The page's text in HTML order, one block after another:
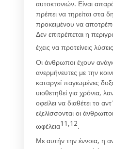
αυτοκτονιών. Είναι
πρέπει να τηρείται στα
προκειμένου να
Δεν επιτρέπεται η
έχεις να προτείνεις
Οι άνθρωποι έχουν
ανερμήνευτες με την
καταργεί παγιωμένες
υιοθετηθεί για χρόνια,
οφείλει να διαθέτει το
εξελίσσονται οι
ωφέλεια11,12.
Με αυτήν την έννοια, η